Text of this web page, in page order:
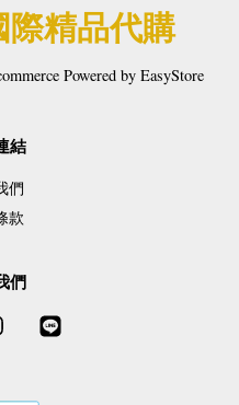
際精品代購
Powered by EasyStore
結
們
款
們
Instagram